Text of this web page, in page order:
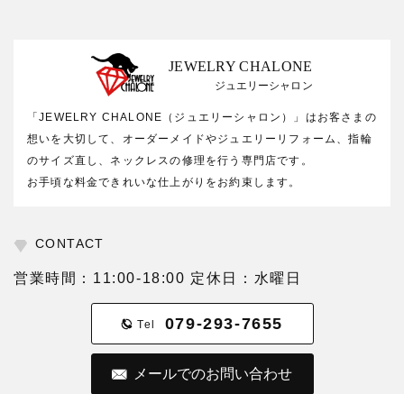
JEWELRY CHALONE
ジュエリーシャロン
「JEWELRY CHALONE（ジュエリーシャロン）」はお客さまの
想いを大切して、オーダーメイドやジュエリーリフォーム、指輪
のサイズ直し、ネックレスの修理を行う専門店です。
お手頃な料金できれいな仕上がりをお約束します。
CONTACT
営業時間：11:00-18:00 定休日：水曜日
Tel 079-293-7655
メールでのお問い合わせ